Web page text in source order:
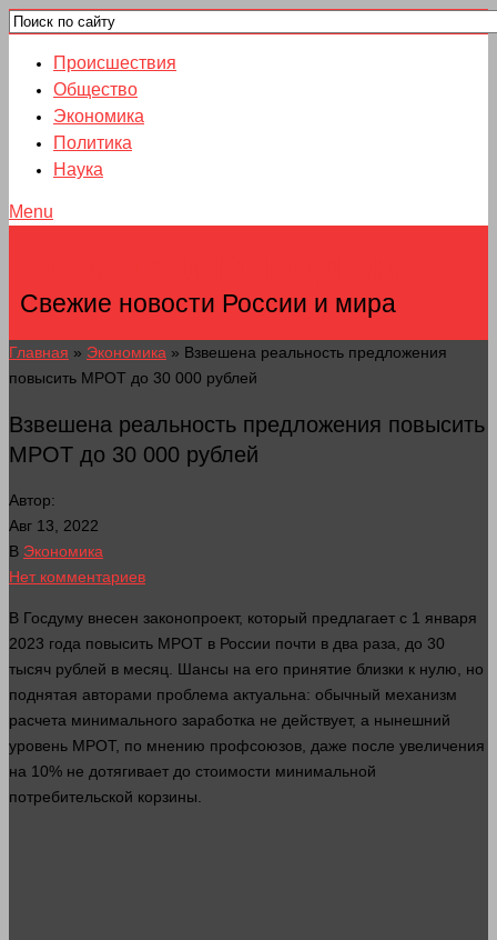
Происшествия
Общество
Экономика
Политика
Наука
Menu
Свежие новости России и мира
Главная » Экономика » Взвешена реальность предложения
повысить МРОТ до 30 000 рублей
Взвешена реальность предложения повысить
МРОТ до 30 000 рублей
Автор:
Авг 13, 2022
В Экономика
Нет комментариев
В Госдуму внесен законопроект, который предлагает с 1 января
2023 года повысить МРОТ в России почти в два раза, до 30
тысяч рублей в месяц. Шансы на его принятие близки к нулю, но
поднятая авторами проблема актуальна: обычный механизм
расчета минимального заработка не действует, а нынешний
уровень МРОТ, по мнению профсоюзов, даже после увеличения
на 10% не дотягивает до стоимости минимальной
потребительской корзины.